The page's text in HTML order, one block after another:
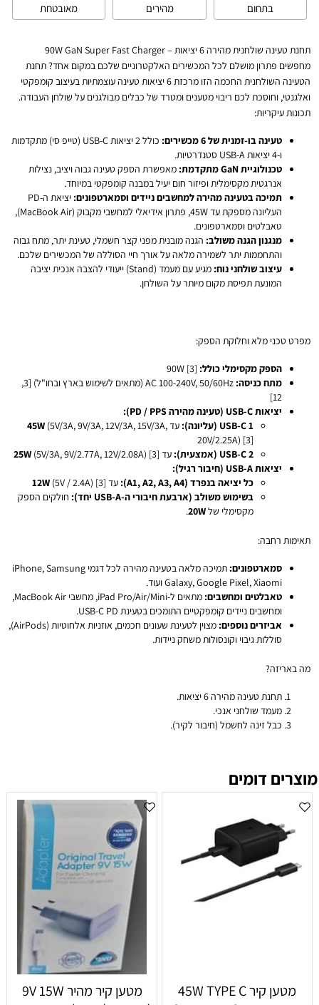
בתחום
מהירים
מאובטחת
תחנת טעינה שולחנית מהירה 6 יציאות – 90W GaN Super Fast Charger
מחפשים פתרון מושלם לכל המכשירים האלקטרוניים שלכם במקום אחד? תחנת
הטעינה השולחנית החכמה הזו מרכזת 6 יציאות טעינה עוצמתיות בעיצוב קומפקטי
ואלגנטי, וחוסכת לכם ריבוי מטענים ומטרד של כבלים מבולגנים על שולחן העבודה.
תכונות עיקריות:
טעינה בו-זמנית של 6 מכשירים:
כולל 2 יציאות USB-C (טייפ סי) מתקדמות
ו-4 יציאות USB-A סטנדרטיות.
טכנולוגיית GaN מתקדמת:
מאפשרת הספק טעינה גבוה ויציב, נצילות
אנרגטית מקסימלית ופיזור חום יעיל במבנה קומפקטי במיוחד.
תמיכה בטעינה מהירה למחשבים ניידים וסמארטפונים:
יציאת ה-PD
העליונה מספקת עד 45W, פתרון אידיאלי למחשבי מקבוק (MacBook Air),
טאבלטים וסמארטפונים.
מנגנון הגנה משולב: הגנה מובנית מפני קצר חשמלי, טעינת יתר, מתח גבוה
והתחממות יתר לשמירה מלאה על אורך חיי הסוללה של המכשירים שלכם.
עיצוב שולחני נוח:
מגיע עם מעמד (Stand) ייעודי להצבה אנכית יציבה
המונעת תפיסת מקום מיותר על השולחן.
מפרט טכני מלא וחלוקת הספק:
הספק מקסימלי כולל:
מתח כניסה:
AC 100-240V, 50/60Hz (מתאים לשימוש בארץ ובחו"ל) [3,
12]
יציאות USB-C (טעינה מהירה PD / PPS):
USB-C 1 (עליונה):
עד 45W (5V/3A, 9V/3A, 12V/3A, 15V/3A,
20V/2.25A) [3]
USB-C 2 (אמצעית):
עד 25W (5V/3A, 9V/2.77A, 12V/2.08A) [3]
יציאות USB-A (חיבור רגיל):
כל יציאה בנפרד (A1, A2, A3, A4):
עד 12W (5V / 2.4A) [3]
בשימוש משולב (ארבעת חיבורי ה-USB-A יחד):
חולקים הספק
מקסימלי של20W
.
תאימות רחבה:
סמארטפונים:
תמיכה מלאה בטעינה מהירה לכל דגמי iPhone, Samsung
Galaxy, Google Pixel, Xiaomi ועוד.
טאבלטים ומחשבים:
מתאים ל-iPad Pro/Air/Mini, מחשבי MacBook Air,
ומחשבים ניידים קומפקטיים התומכים בטעינת USB-C PD.
אביזרים נוספים:
מצוין לטעינת שעונים חכמים, אוזניות אלחוטיות (AirPods),
סוללות גיבוי וקונסולות משחק ניידות.
מה באריזה?
תחנת טעינה מהירה 6 יציאות.
מעמד שולחני אנכי.
כבל זינה לחשמל (חיבור לקיר).
מוצרים דומים
מטען קיר 45W TYPE C
מטען קיר מהיר 9V 15W